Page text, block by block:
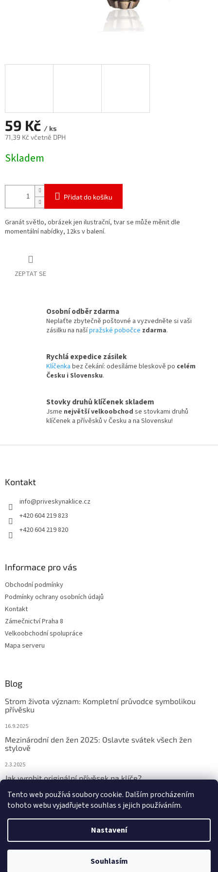
Tento web používá soubory cookie. Dalším procházením
tohoto webu vyjadřujete souhlas s jejich používáním.
Nastavení
Souhlasím
59 Kč / ks
71,39 Kč včetně DPH
cena:
Skladem
Přidat do košíku
Granát světlo, obrázek jen ilustrační, tvar se může měnit dle
momentální nabídky, 12ks v balení.
ZEPTAT SE
Osobní odběr zdarma
Neplaťte zbytečně poštovné a vyzvedněte si vaši
zásilku na našípražské pobočce zdarma.
Rychlá expedice zásilek
Klíčenka bez čekání: odesíláme bleskově po celém
Česku i Slovensku.
Stovky druhů klíčenek skladem
Jsme největší velkoobchod se stovkami druhů
klíčenek a přívěsků v Česku a na Slovensku!
Kontakt
info@priveskynaklice.cz
+420 604 219 823
+420 604 219 820
Informace pro vás
Obchodní podmínky
Podmínky ochrany osobních údajů
Kontakt
Zámečnictví Praha 8
Velkoobchodní spolupráce
Mapa serveru
Blog
Strom života význam: Kompletní průvodce symbolikou
přívěsku
16.9.2025
Mezinárodní den žen 2025: Oslavte svátek všech žen
stylově
2.3.2025
Jak vyrobit originální přívěsek na klíče?
2.3.2025
Vytvořil Shoptet
Přívěsky na klíče. Všechna práva vyhrazena.